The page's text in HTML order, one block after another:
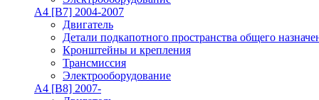
A4 [B7] 2004-2007
Двигатель
Детали подкапотного пространства общего
Кронштейны и крепления
Трансмиссия
Электрооборудование
A4 [B8] 2007-